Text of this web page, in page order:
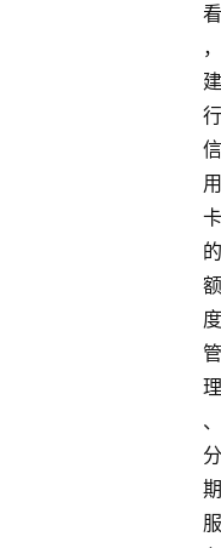
看
，
建
行
信
用
卡
的
额
度
管
理
、
分
期
服